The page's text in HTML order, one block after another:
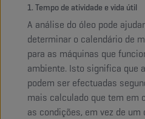
1. Tempo de atividade e vida útil
A análise do óleo pode
determinar o calendário de
para as máquinas que
ambiente. Isto significa que
podem ser efectuadas
mais calculado que tem em
as condições, em vez de